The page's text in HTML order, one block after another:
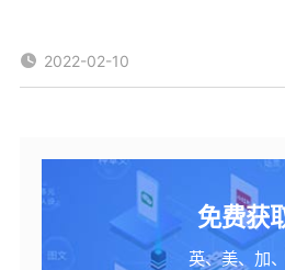
2022-02-10
免费获
英、美、加